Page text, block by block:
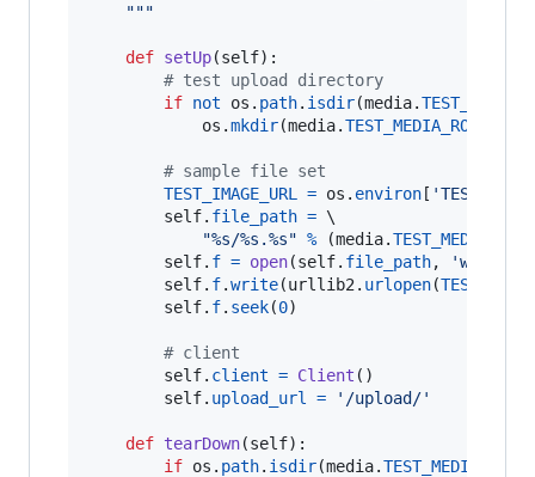
    """
def setUp(self):
# test upload directory
if not os . path. isdir(media.
os .mkdir(media.TEST_MEDIA_ROOT
# sample file set
TEST_IMAGE_URL
= os . environ [
self. file_path = \
"%s/%s.%s" % (media.TEST_MEDIA_ROOT
self. f = open(self. file_path, 'w+'
self. f.write(urllib2 . urlopen(
self. f. seek(0)
# client
self. client = Client ()
self. upload_url = '/upload/'
def tearDown(self):
if os . path. isdir(media.TEST_MEDIA_ROOT